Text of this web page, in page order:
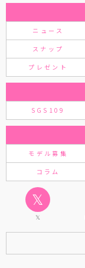
ニュース
スナップ
プレゼント
SGS109
モデル募集
コラム
𝕏
𝕏